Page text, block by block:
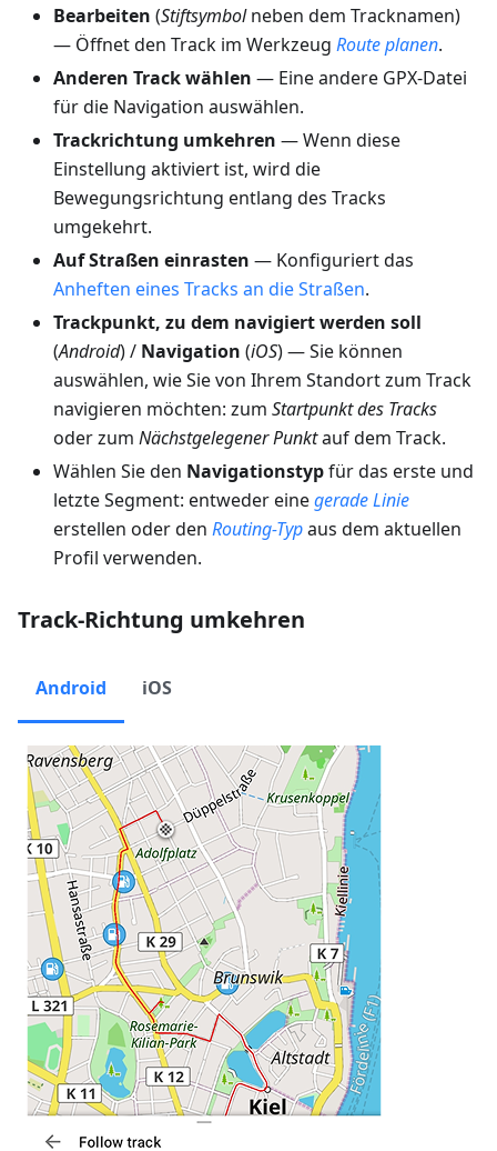
Bearbeiten (Stiftsymbolneben dem Tracknamen)
— Öffnet den Track im Werkzeug Route planen.
Anderen Track wählen — Eine andere GPX-Datei
für die Navigation auswählen.
Trackrichtung umkehren — Wenn diese
Einstellung aktiviert ist, wird die
Bewegungsrichtung entlang des Tracks
umgekehrt.
Auf Straßen einrasten — Konfiguriert das
Anheften eines Tracks an die Straßen.
Trackpunkt, zu dem navigiert werden soll
(Android) / Navigation (iOS) — Sie können
auswählen, wie Sie von Ihrem Standort zum Track
navigieren möchten: zum Startpunkt des Tracks
oder zum Nächstgelegener Punktauf dem Track.
Wählen Sie den Navigationstypfür das erste und
letzte Segment: entweder einegerade Linie
erstellen oder den Routing-Typaus dem aktuellen
Profil verwenden.
Track-Richtung umkehren
Android iOS